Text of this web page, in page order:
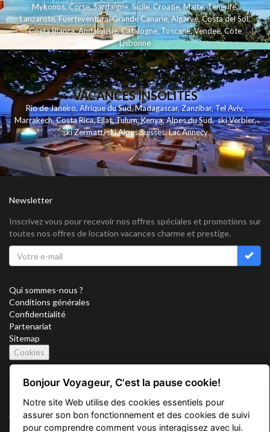
Mykonos,Corse,Sardaigne,Sicile,Croatie,Malte,Tenerife,
Lanzarote,Fuerteventura,Grande Canarie,Algarve,Costa del Sol,
Costa Blanca,Andalousie,Catalogne,Toscane,Vendee,Cote
Lisbonne
VACANCES INSOLITES
Rio de Janeiro,Afrique du Sud,Madagascar,Zanzibar,Tel Aviv,
Marrakech,Costa Rica,Eilat,Tulum,Kenya,Alpes du Sud,ski Verbier,
ski Zermatt,ski Alpes Suisses,Lac Annecy
Newsletter
Inscrivez vous pour recevoir nos offres spéciales et promotions sur
toutes nos offres de location vacances charme et prestige.
Qui sommes-nous ?
Conditions générales
Confidentialité
Partenariat
Sitemap
Cookies
Suivez nous sur
Vacation Key Corp. 2905 Point East Drive #L-215. Aventura.
Bonjour Voyageur, C'est la pause cookie!
Notre site Web utilise des cookies essentiels pour
assurer son bon fonctionnement et des cookies de suivi
pour comprendre comment vous interagissez avec lui.